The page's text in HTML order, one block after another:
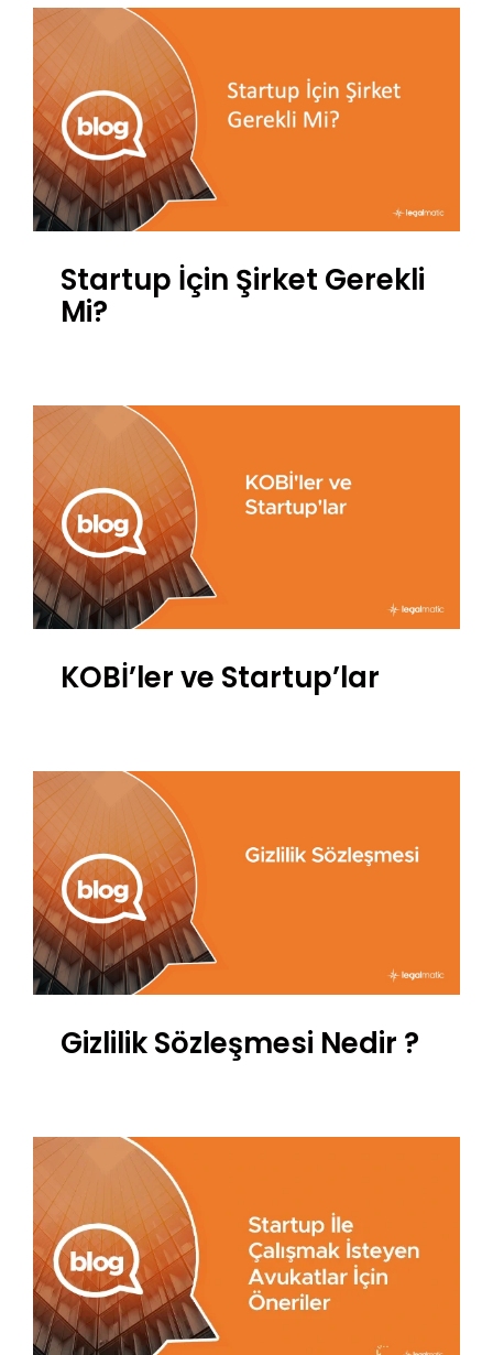
Startup İçin Şirket Gerekli
Mi?
KOBİ’ler ve Startup’lar
Gizlilik Sözleşmesi Nedir ?